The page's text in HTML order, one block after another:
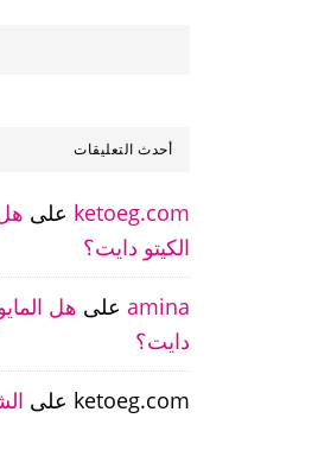
أحدث التعليقات
ketoeg.com على
الكيتو دايت؟
amina على هل
دايت؟
ketoeg.com على